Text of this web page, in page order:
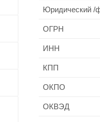
Юридический /
ОГРН
ИНН
КПП
ОКПО
ОКВЭД